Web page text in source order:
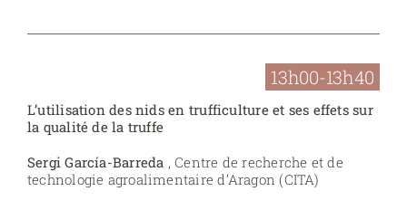
13h00-13h40
L’utilisation des nids en trufficulture et ses effets sur
la qualité de la truffe
Sergi García-Barreda , Centre de recherche et de
technologie agroalimentaire d’Aragon (CITA)